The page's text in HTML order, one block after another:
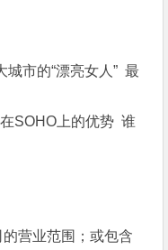
市的“漂亮女人” 最
SOHO上的优势 谁
营业范围；或包含